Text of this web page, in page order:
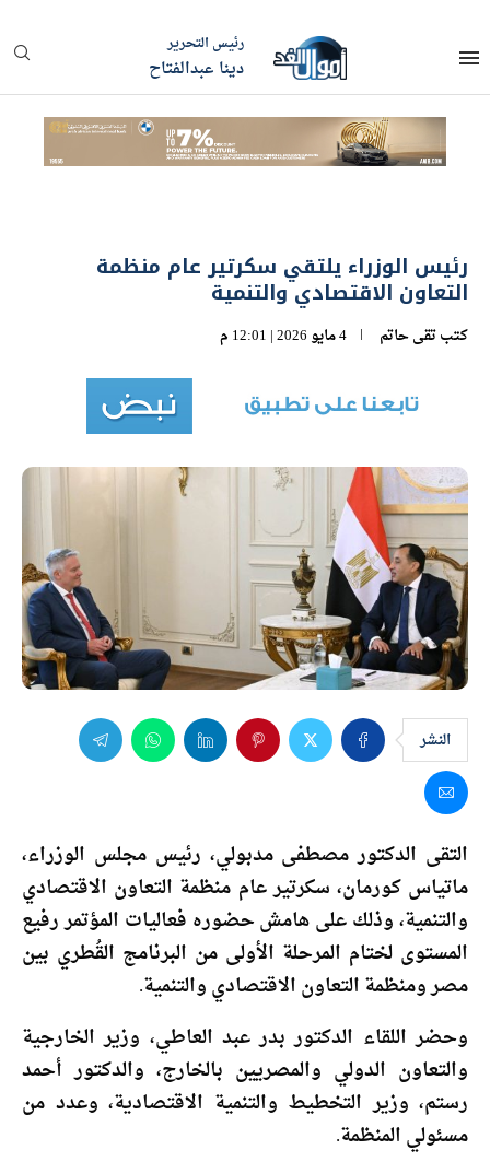
رئيس التحرير
دينا عبدالفتاح
رئيس الوزراء يلتقي سكرتير عام منظمة
التعاون الاقتصادي والتنمية
كتبتقى حاتم 4 مايو 2026 | 12:01 م
النشر
التقى الدكتور مصطفى مدبولي، رئيس مجلس الوزراء،
ماتياس كورمان، سكرتير عام منظمة التعاون الاقتصادي
والتنمية، وذلك على هامش حضوره فعاليات المؤتمر رفيع
المستوى لختام المرحلة الأولى من البرنامج القُطري بين
مصر ومنظمة التعاون الاقتصادي والتنمية.
وحضر اللقاء الدكتور بدر عبد العاطي، وزير الخارجية
والتعاون الدولي والمصريين بالخارج، والدكتور أحمد
رستم، وزير التخطيط والتنمية الاقتصادية، وعدد من
مسئولي المنظمة.